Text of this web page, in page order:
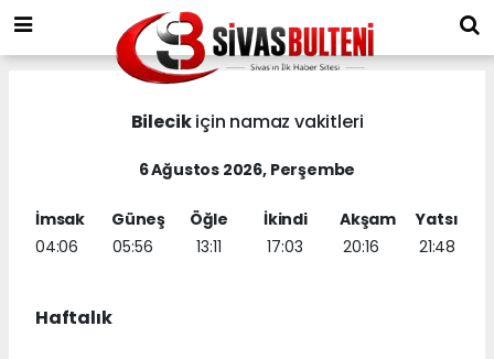
Bilecikiçin namaz vakitleri
6 Ağustos 2026, Perşembe
İmsak
04:06
Güneş
05:56
Öğle
13:11
İkindi
17:03
Akşam
20:16
Yatsı
21:48
Haftalık